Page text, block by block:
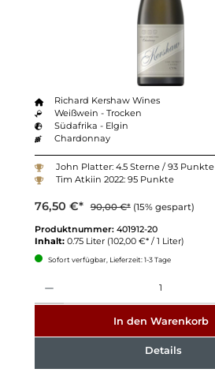
Richard Kershaw Wines
Weißwein - Trocken
Südafrika - Elgin
Chardonnay
John Platter: 4.5 Sterne / 93 Punkte
Tim Atkiin 2022: 95 Punkte
76,50 €* 90,00 €* (15% gespart)
Produktnummer: 401912-20
Inhalt: 0.75 Liter (102,00 €* / 1 Liter)
Sofort verfügbar, Lieferzeit: 1-3 Tage
In den Warenkorb
Details